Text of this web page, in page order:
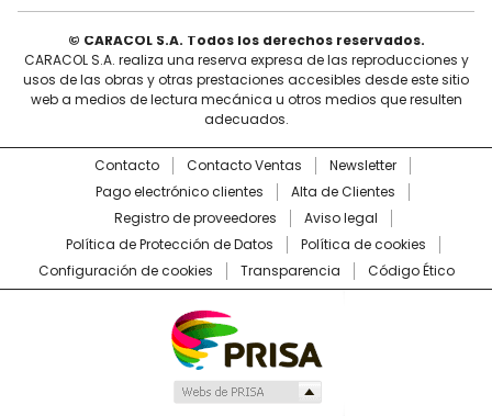
© CARACOL S.A. Todos los derechos reservados.
CARACOL S.A. realiza una reserva expresa de las reproducciones y
usos de las obras y otras prestaciones accesibles desde este sitio
web a medios de lectura mecánica u otros medios que resulten
adecuados.
Contacto Contacto Ventas
Newsletter
Pago electrónico clientes
Alta de Clientes
Registro de proveedores
Aviso legal
Política de Protección de Datos
Política de cookies
Configuración de cookies
Transparencia Código Ético